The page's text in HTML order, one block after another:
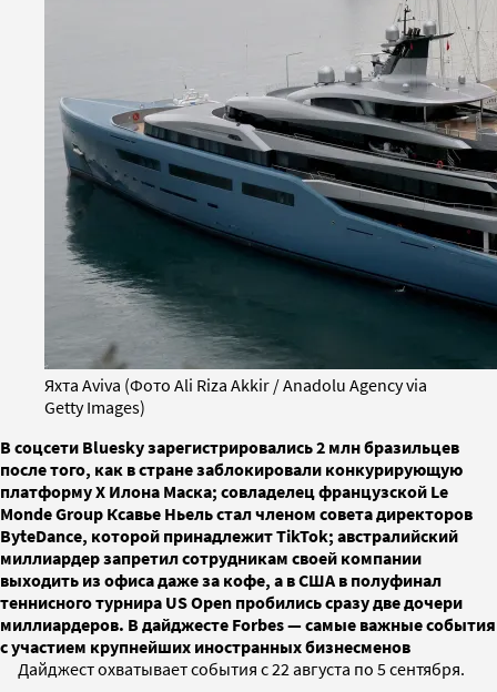
Яхта Aviva (Фото Ali Riza Akkir / Anadolu Agency via
Getty Images)
В соцсети Bluesky зарегистрировались 2 млн бразильцев
после того, как в стране заблокировали конкурирующую
платформу X Илона Маска; совладелец французской Le
Monde Group Ксавье Ньель стал членом совета директоров
ByteDance, которой принадлежит TikTok; австралийский
миллиардер запретил сотрудникам своей компании
выходить из офиса даже за кофе, а в США в полуфинал
теннисного турнира US Open пробились сразу две дочери
миллиардеров. В дайджесте Forbes — самые важные события
с участием крупнейших иностранных бизнесменов
Дайджест охватывает события с 22 августа по 5 сентября.